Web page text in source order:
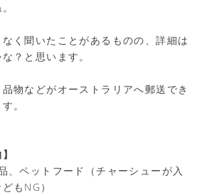
なく聞いたことがあるものの、詳細は
？と思います。
物などがオーストラリアへ郵送でき
。
、ペットフード（チャーシューが入
もNG）